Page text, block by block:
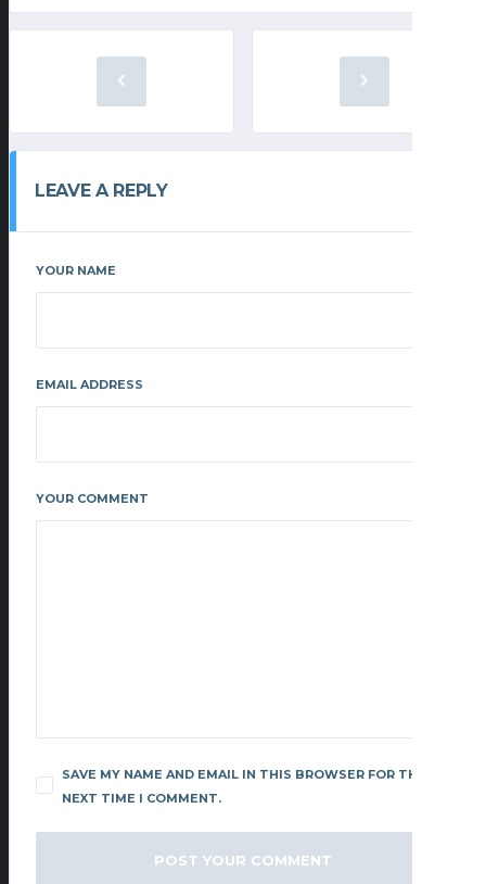
LEAVE A REPLY
YOUR NAME
EMAIL ADDRESS
YOUR COMMENT
SAVE MY NAME AND EMAIL IN THIS BROWSER FOR THE
NEXT TIME I COMMENT.